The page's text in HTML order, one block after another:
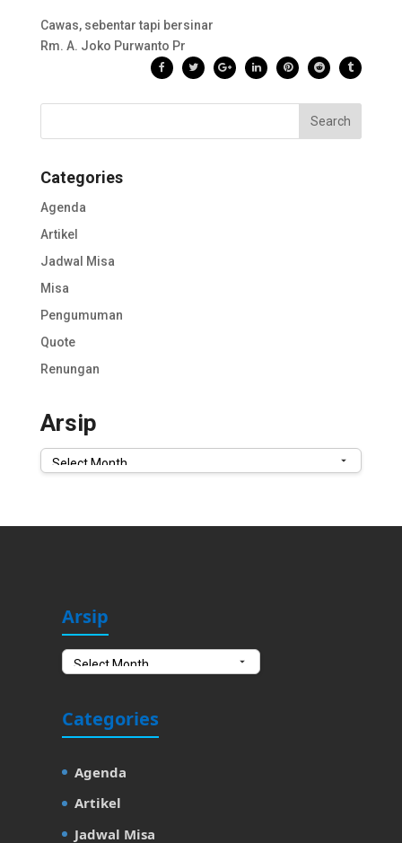
Cawas, sebentar tapi bersinar
Rm. A. Joko Purwanto Pr
Categories
Agenda
Artikel
Jadwal Misa
Misa
Pengumuman
Quote
Renungan
Arsip
Arsip
ArsipArsip
Categories
Agenda
Artikel
Jadwal Misa